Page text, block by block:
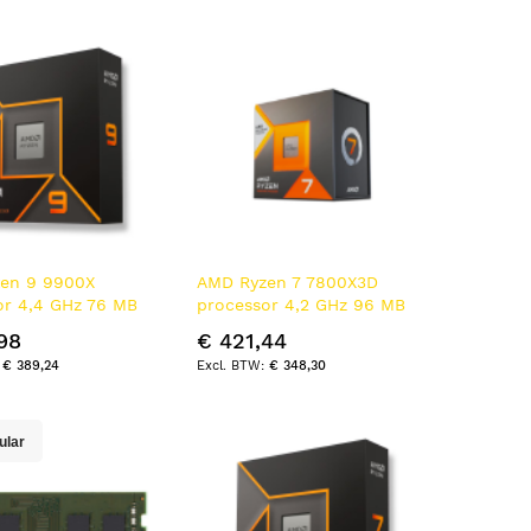
9 9900X
4,4 GHz 76 MB
€ 389,24
AMD Ryzen 7 7800X3D
processor 4,2 GHz 96 MB
€ 421,44
€ 348,30